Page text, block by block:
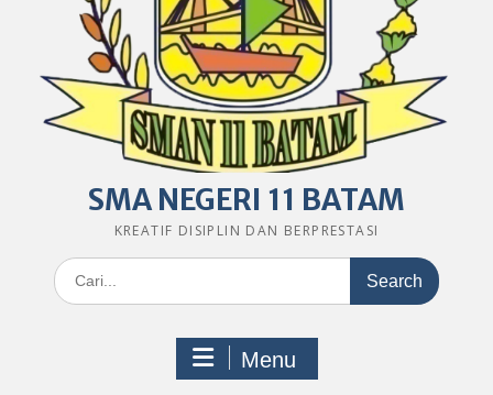
SMA NEGERI 11 BATAM
KREATIF DISIPLIN DAN BERPRESTASI
Search
for:
Menu